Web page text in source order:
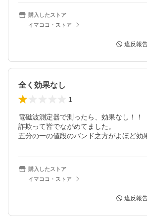
購入したストア
イマココ・ストア
違反報
全く効果なし
1
電磁波測定器で測ったら、効果なし！！
詐欺って皆でながめてました。
五分の一の値段のバンド之方がよほど効
購入したストア
イマココ・ストア
違反報